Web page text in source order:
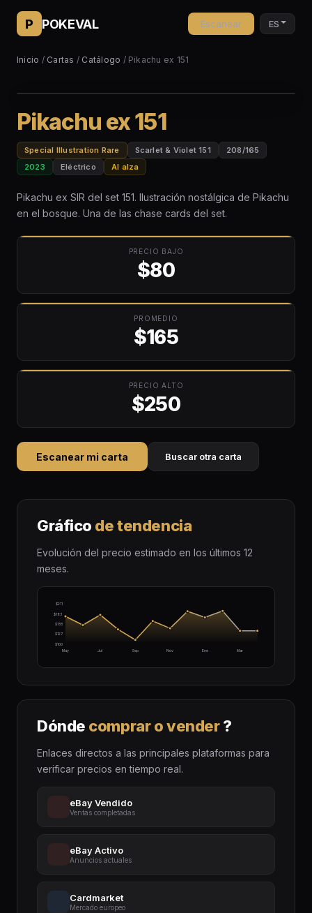
P POKEVAL Escanear ES
Inicio / Cartas / Catálogo / Pikachu ex 151
Pikachu ex 151
Special Illustration Rare Scarlet & Violet 151
208/165
2023
Eléctrico Al alza
Pikachu ex SIR del set 151. Ilustración nostálgica de Pikachu
en el bosque. Una de las chase cards del set.
PRECIO BAJO
$80
PROMEDIO
$165
PRECIO ALTO
$250
Escanear mi carta Buscar otra carta
Gráfico de tendencia
Evolución del precio estimado en los últimos 12
meses.
$100
$127
$155
$183
$211
May Jul Sep Nov Ene Mar
Dónde comprar o vender?
Enlaces directos a las principales plataformas para
verificar precios en tiempo real.
eBay Vendido
Ventas completadas
eBay Activo
Anuncios actuales
Cardmarket
Mercado europeo